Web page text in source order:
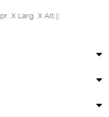
X Larg. X Alt.):